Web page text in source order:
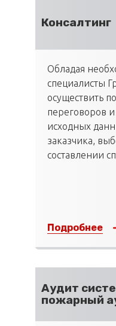
Консалтинг
Обладая
специалисты
осуществить
переговоров
исходных
заказчика,
составлении
Подробнее
Аудит
пожарный